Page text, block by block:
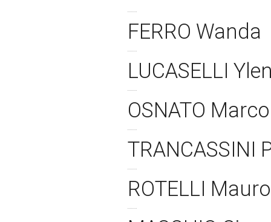
FERRO Wanda
LUCASELLI
OSNATO
TRANCASSINI
ROTELLI